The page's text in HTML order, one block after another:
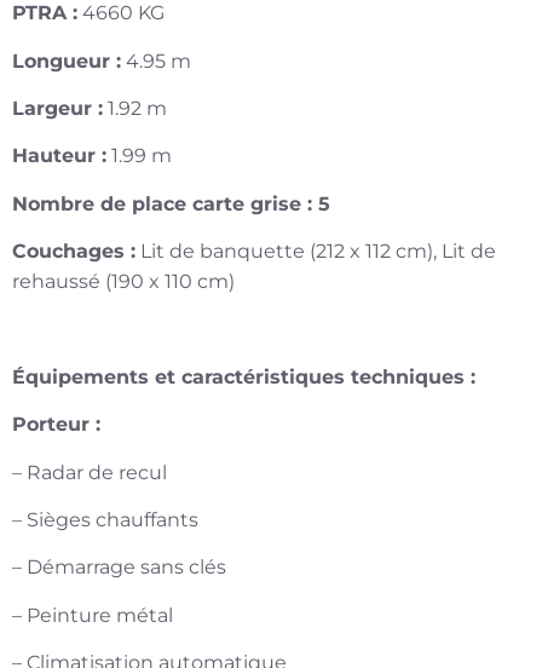
PTRA : 4660 KG
Longueur : 4.95 m
Largeur : 1.92 m
Hauteur : 1.99 m
Nombre de place carte grise : 5
Couchages : Lit de banquette (212 x 112 cm), Lit de
rehaussé (190 x 110 cm)
Équipements et caractéristiques techniques :
Porteur :
– Radar de recul
– Sièges chauffants
– Démarrage sans clés
– Peinture métal
– Climatisation automatique